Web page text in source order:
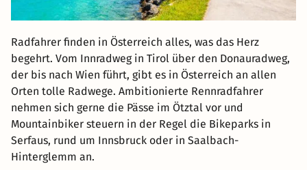
Radfahrer finden in Österreich alles, was das Herz
begehrt. Vom Innradweg in Tirol über den Donauradweg,
der bis nach Wien führt, gibt es in Österreich an allen
Orten tolle Radwege. Ambitionierte Rennradfahrer
nehmen sich gerne die Pässe im Ötztal vor und
Mountainbiker steuern in der Regel die Bikeparks in
Serfaus, rund um Innsbruck oder in Saalbach-
Hinterglemm an.